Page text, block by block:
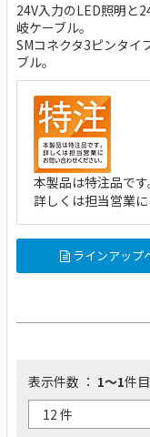
24V入力のLED照明と
岐ケーブル。
SMコネクタ3ピンタイ
ブル。
本製品は特注品です
詳しくは担当営業に
ラインアップ
表示件数 ： 1～1件